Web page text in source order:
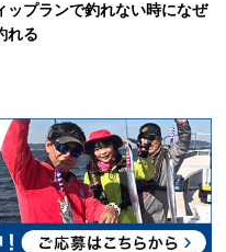
ップランで釣れない時になぜ
れる